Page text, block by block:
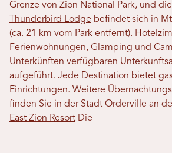
Grenze von Zion National Park, und die
Thunderbird Lodge befindet sich in
(ca. 21 km vom Park entfernt).
Ferienwohnungen, Glamping und
Unterkünften verfügbaren
aufgeführt. Jede Destination bietet
Einrichtungen. Weitere
finden Sie in der Stadt Orderville an
East Zion Resort Die